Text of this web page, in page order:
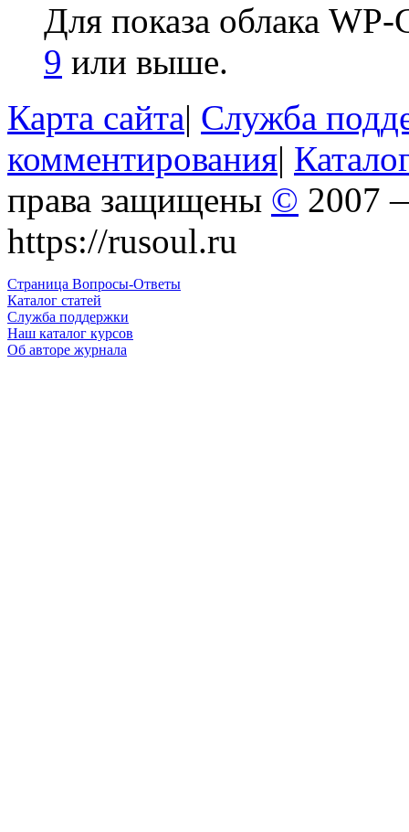
Для показа облака
9 или выше.
Карта сайта| Служба
комментирования|
права защищены © 2007
https://rusoul.ru
Страница Вопросы-Ответы
Каталог статей
Служба поддержки
Наш каталог курсов
Об авторе журнала